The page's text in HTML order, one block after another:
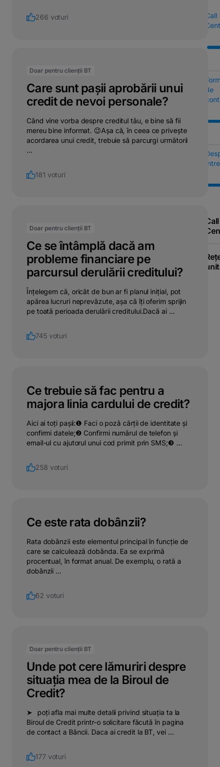
Call
de
Call
266 voturi
Doar pentru clienții BT
Care sunt pașii aprobării unui
credit de nevoi personale?
Când vine vorba despre creditul tău, e bine să fii
mereu bine informat. 😉Așa că, în ceea ce privește
acordarea unui credit, trebuie să parcurgi următorii
...
181 voturi
Doar pentru clienții BT
Ce se întâmplă dacă am
probleme financiare pe
parcursul derulării creditului?
Înțelegem că, oricât de bun ar fi planul inițial, pot
apărea lucruri neprevăzute, așa că îți oferim sprijin
pe toată perioada derulării creditului.Dacă ai ...
745 voturi
Ce trebuie să fac pentru a
majora linia cardului de credit?
Aici ai toți pașii:❶ Faci o poză cărții de identitate și
confirmi datele;❷ Confirmi numărul de telefon și
email-ul cu ajutorul unui cod primit prin SMS;❸ ...
258 voturi
Ce este rata dobânzii?
Rata dobânzii este elementul principal în funcție de
care se calculează dobânda. Ea se exprimă
procentual, în format anual. De exemplu, o rată a
dobânzii ...
62 voturi
Doar pentru clienții BT
Unde pot cere lămuriri despre
situația mea de la Biroul de
Credit?
➤⠀poți afla mai multe detalii privind situația ta la
Biroul de Credit printr-o solicitare făcută în pagina
de contact a Băncii. Daca ai credit la BT, vei ...
177 voturi